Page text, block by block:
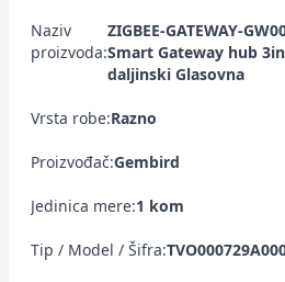
Naziv
proizvoda:
ZIGBEE-GATEWAY-
Smart Gateway hub
daljinski Glasovna
Vrsta robe:Razno
Proizvođač:Gembird
Jedinica mere:1 kom
Tip / Model / Šifra: